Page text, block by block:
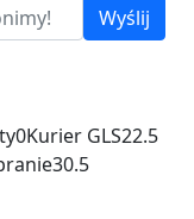
Wyślij
0Kurier GLS22.5
30.5